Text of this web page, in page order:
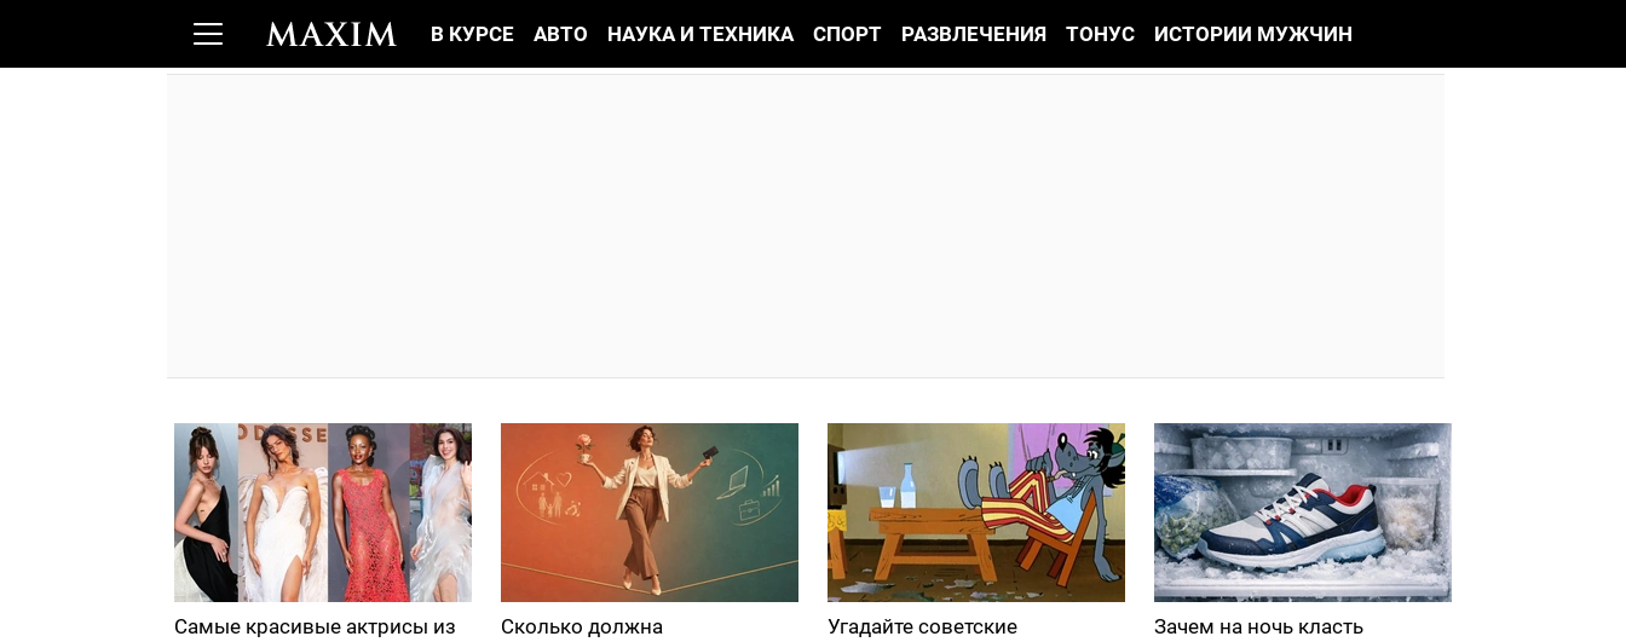
В КУРСЕ АВТО НАУКА И ТЕХНИКА СПОРТ РАЗВЛЕЧЕНИЯ ТОНУС ИСТОРИИ МУЖЧИН
Самые красивые актрисы из
Сколько должна
Угадайте советские
Зачем на ночь класть